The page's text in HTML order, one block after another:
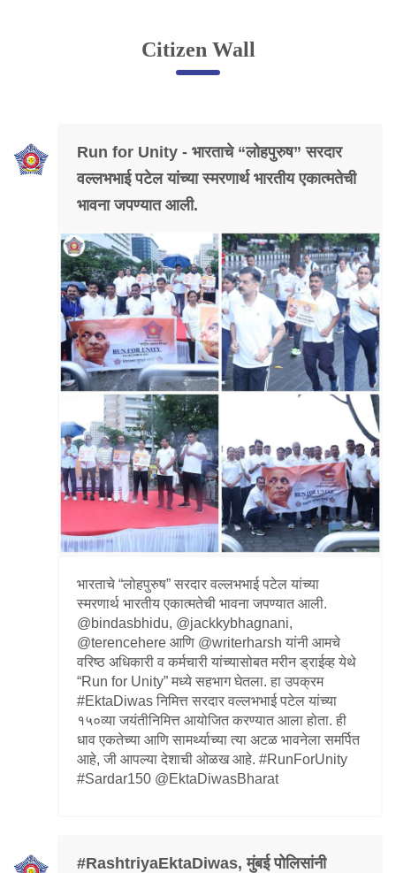
Online Complaint
Citizen′s Corner
Accident Compensation
Right To Information
Passport Status
GRAS Payment
Useful websites
Licensing Unit
Citizen Wall
Information of Arrested Accused
Safety Tips
DCP Visits
Help Us
Tenders
Police Corner
Police Foundation
Welfare Activities
Media Coverage
Press Release
Crime Review
Miscellaneous
Recruitment
Good Work
Contact Us
Citizen Wall
Run for Unity - भारताचे “लोहपुरुष” सरदार
वल्लभभाई पटेल यांच्या स्मरणार्थ भारतीय एकात्मतेची
भावना जपण्यात आली.
भारताचे “लोहपुरुष” सरदार वल्लभभाई पटेल यांच्या
स्मरणार्थ भारतीय एकात्मतेची भावना जपण्यात आली.
@bindasbhidu, @jackkybhagnani,
@terencehere आणि @writerharsh यांनी आमचे
वरिष्ठ अधिकारी व कर्मचारी यांच्यासोबत मरीन ड्राईव्ह येथे
“Run for Unity” मध्ये सहभाग घेतला. हा उपक्रम
#EktaDiwas निमित्त सरदार वल्लभभाई पटेल यांच्या
१५०व्या जयंतीनिमित्त आयोजित करण्यात आला होता. ही
धाव एकतेच्या आणि सामर्थ्याच्या त्या अटळ भावनेला समर्पित
आहे, जी आपल्या देशाची ओळख आहे. #RunForUnity
#Sardar150 @EktaDiwasBharat
#RashtriyaEktaDiwas, मुंबई पोलिसांनी